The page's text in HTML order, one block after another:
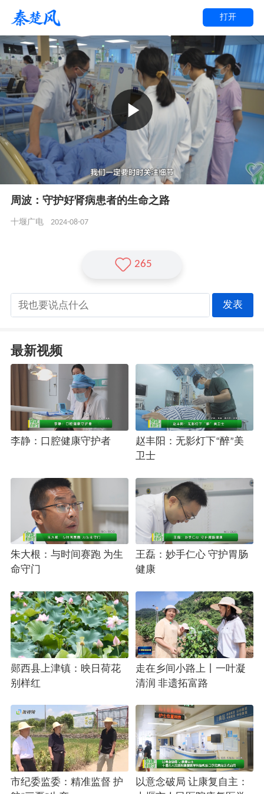
打开
周波：守护好肾病患者的生命之路
十堰广电 2024-08-07
265
发表
最新视频
李静：口腔健康守护者
赵丰阳：无影灯下“醉”美
卫士
朱大根：与时间赛跑 为生
命守门
王磊：妙手仁心 守护胃肠
健康
郧西县上津镇：映日荷花
别样红
走在乡间小路上丨一叶凝
清润 非遗拓富路
市纪委监委：精准监督 护
以意念破局 让康复自主：